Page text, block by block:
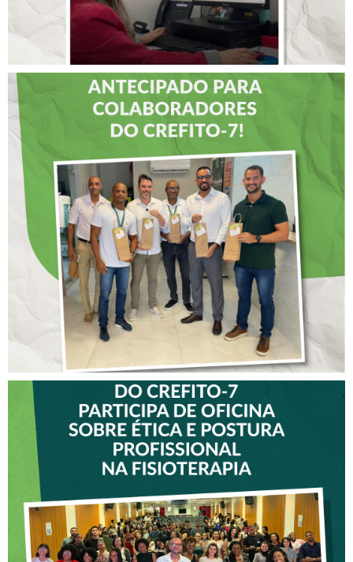
DIA DOS PAIS É
ANTECIPADO PARA
COLABORADORES DO
CREFITO-7
VICE-PRESIDENTE DO
CREFITO-7 PARTICIPA DE
OFICINA SOBRE ÉTICA E
POSTURA PROFISSIONAL
NA FISIOTERAPIA